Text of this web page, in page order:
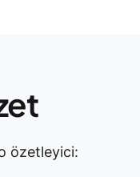
özetleyici: